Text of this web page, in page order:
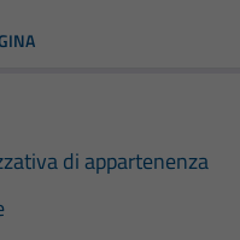
di appartenenza